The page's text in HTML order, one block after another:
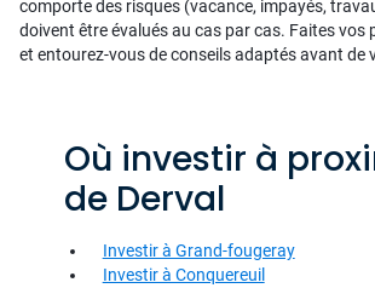
comporte des risques (vacance, impayés,
doivent être évalués au cas par cas. Faites vos
et entourez-vous de conseils adaptés avant de
Où investir à
de Derval
Investir à Grand-fougeray
Investir à Conquereuil